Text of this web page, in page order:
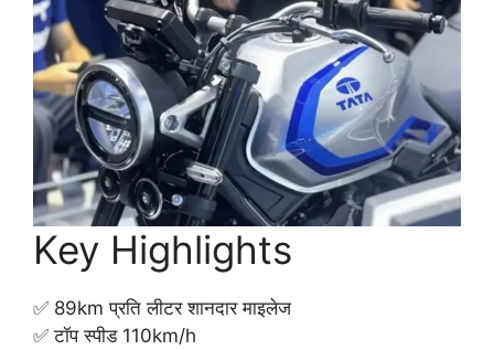
Key Highlights
✅ 89km प्रति लीटर शानदार माइलेज
✅ टॉप स्पीड 110km/h